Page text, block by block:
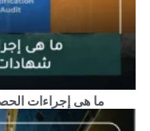
ما هى إجراءات